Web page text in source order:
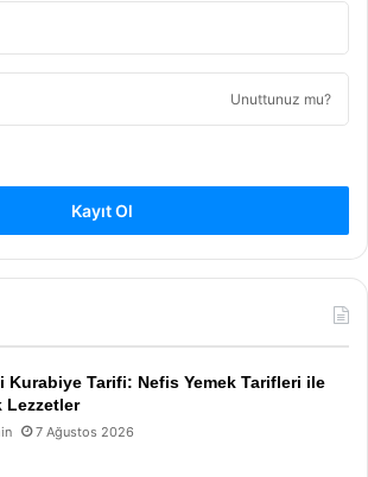
Unuttunuz mu?
Kayıt Ol
Kurabiye Tarifi: Nefis Yemek Tarifleri ile
Lezzetler
7 Ağustos 2026